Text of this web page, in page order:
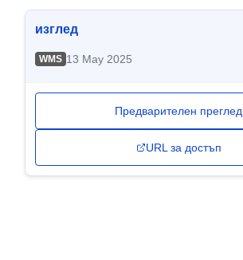
изглед
WMS 13 May 2025
Предварителен преглед
URL за достъп